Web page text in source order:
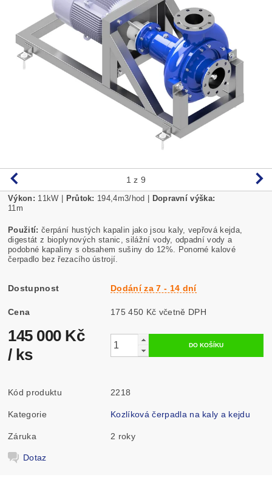
1 z 9
Výkon: 11 kW Průtok: 194,4m3/hod
Dopravní výška:
11m
Použití: čerpání hustých kapalin jako jsou kaly, vepřová kejda,
digestát z bioplynových stanic, silážní vody, odpadní vody a
podobné kapaliny s obsahem sušiny do 12%. Ponorné kalové
čerpadlo bez řezacího ústrojí.
Dostupnost Dodání za 7 - 14 dní
Cena 175 450 Kč včetně DPH
145 000 Kč
/ ks
Kód produktu 2218
Kategorie Kozlíková čerpadla na kaly a kejdu
Záruka 2 roky
Dotaz